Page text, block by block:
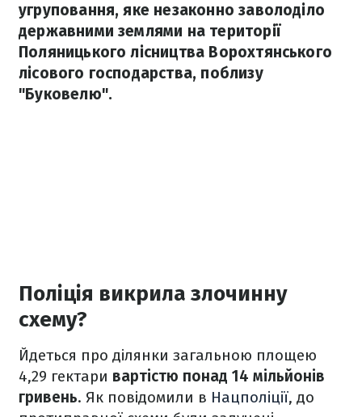
угруповання, яке незаконно заволоділо
державними землями на території
Поляницького лісництва Ворохтянського
лісового господарства, поблизу
"Буковелю".
Поліція викрила злочинну
схему?
Йдеться про ділянки загальною площею
4,29 гектари вартістю понад 14 мільйонів
гривень. Як повідомили в Нацполіції, до